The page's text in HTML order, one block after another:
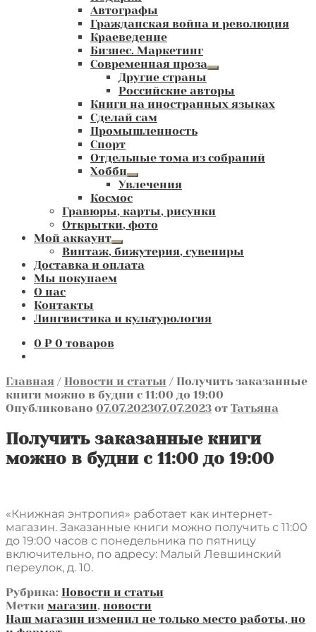
Автографы
Гражданская война и революция
Краеведение
Бизнес. Маркетинг
Современная проза
Развернутое
меню
Другие страны
Российские авторы
Книги на иностранных языках
Сделай сам
Промышленность
Спорт
Отдельные тома из собраний
Хобби
Развернутое
вложенное
меню
Увлечения
Космос
Гравюры, карты, рисунки
Открытки, фото
Мой аккаунт
Развернутое
вложенное
меню
Винтаж, бижутерия, сувениры
Доставка и оплата
Мы покупаем
О нас
Контакты
Лингвистика и культурология
0 ₽ 0 товаров
Главная / Новости и статьи / Получить заказанные
книги можно в будни с 11:00 до 19:00
Опубликовано 07.07.202307.07.2023 от Татьяна
Получить заказанные книги
можно в будни с 11:00 до 19:00
«Книжная энтропия» работает как интернет-
магазин. Заказанные книги можно получить с 11:00
до 19:00 часов с понедельника по пятницу
включительно, по адресу: Малый Левшинский
переулок, д. 10.
Рубрика: Новости и статьи
Метки магазин, новости
Навигация
Предыдущая
Наш магазин изменил не только место работы, но